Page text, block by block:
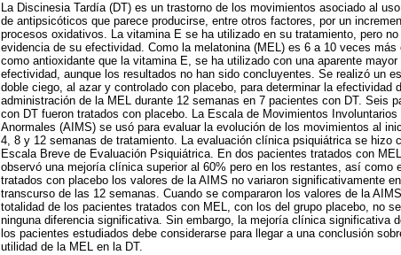
La Discinesia Tardía (DT) es un trastorno de los movimientos asociado al
de antipsicóticos que parece producirse, entre otros factores, por un
procesos oxidativos. La vitamina E se ha utilizado en su tratamiento, pero no
evidencia de su efectividad. Como la melatonina (MEL) es 6 a 10 veces más
como antioxidante que la vitamina E, se ha utilizado con una aparente mayor
efectividad, aunque los resultados no han sido concluyentes. Se realizó un
doble ciego, al azar y controlado con placebo, para determinar la efectividad
administración de la MEL durante 12 semanas en 7 pacientes con DT. Seis
con DT fueron tratados con placebo. La Escala de Movimientos Involuntarios
Anormales (AIMS) se usó para evaluar la evolución de los movimientos al
4, 8 y 12 semanas de tratamiento. La evaluación clínica psiquiátrica se hizo
Escala Breve de Evaluación Psiquiátrica. En dos pacientes tratados con
observó una mejoría clínica superior al 60% pero en los restantes, así como
tratados con placebo los valores de la AIMS no variaron significativamente en
transcurso de las 12 semanas. Cuando se compararon los valores de la
totalidad de los pacientes tratados con MEL, con los del grupo placebo, no
ninguna diferencia significativa. Sin embargo, la mejoría clínica significativa
los pacientes estudiados debe considerarse para llegar a una conclusión
utilidad de la MEL en la DT.